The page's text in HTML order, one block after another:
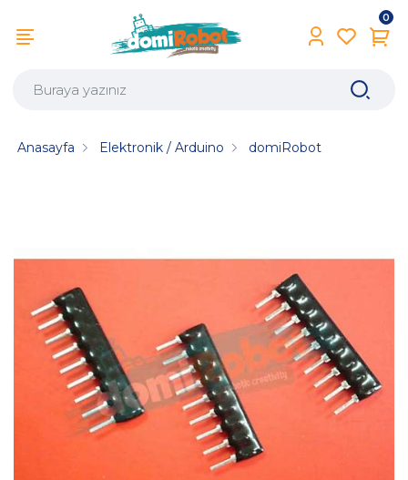
0
Anasayfa Elektronik / Arduino domiRobot